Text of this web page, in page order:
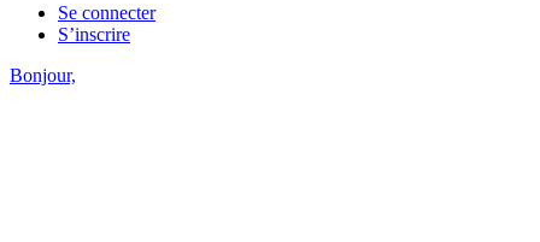
Se connecter
S’inscrire
Bonjour,